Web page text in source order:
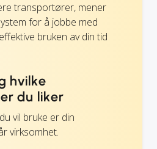
transportører, mener
for å jobbe med
bruken av din tid
hvilke
du liker
vil bruke er din
virksomhet.